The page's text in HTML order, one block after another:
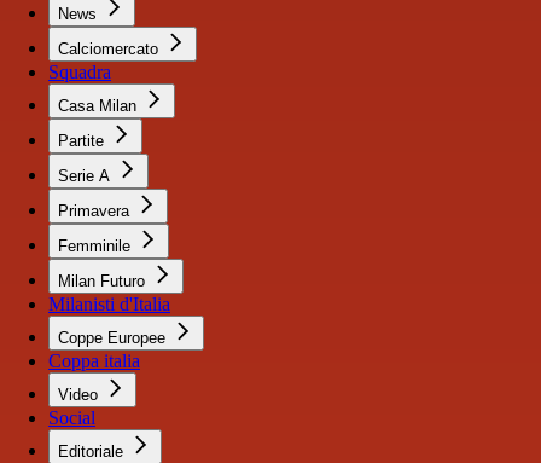
News
Calciomercato
Squadra
Casa Milan
Partite
Serie A
Primavera
Femminile
Milan Futuro
Milanisti d'Italia
Coppe Europee
Coppa italia
Video
Social
Editoriale